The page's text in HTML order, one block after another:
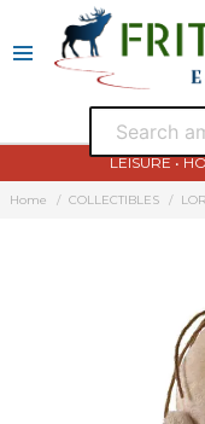
LEISURE •
Home COLLECTIBLES